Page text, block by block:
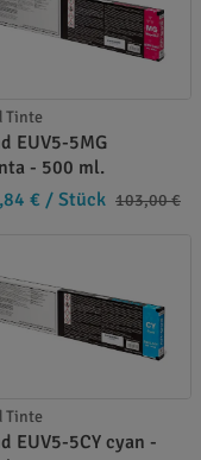
Tinte
EUV5-5MG
- 500 ml.
€ / Stück 103,00 €
Tinte
EUV5-5CY cyan -